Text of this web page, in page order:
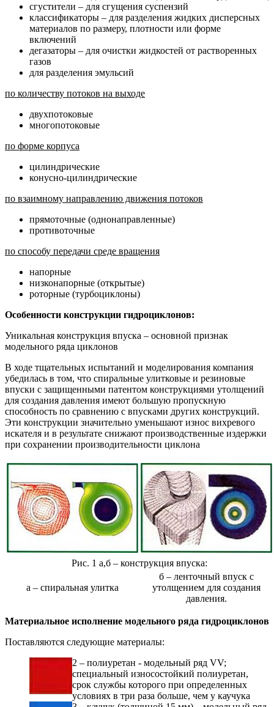
сгустители – для сгущения суспензий
классификаторы – для разделения жидких дисперсных
материалов по размеру, плотности или форме
включений
дегазаторы – для очистки жидкостей от растворенных
газов
для разделения эмульсий
по количеству потоков на выходе
двухпотоковые
многопотоковые
по форме корпуса
цилиндрические
конусно-цилиндрические
по взаимному направлению движения потоков
прямоточные (однонаправленные)
противоточные
по способу передачи среде вращения
напорные
низконапорные (открытые)
роторные (турбоциклоны)
Особенности конструкции гидроциклонов:
Уникальная конструкция впуска – основной признак
модельного ряда циклонов
В ходе тщательных испытаний и моделирования компания
убедилась в том, что спиральные улитковые и резиновые
впуски с защищенными патентом конструкциями утолщений
для создания давления имеют большую пропускную
способность по сравнению с впусками других конструкций.
Эти конструкции значи­тельно уменьшают износ вихревого
искателя и в результате снижают производственные издержки
при сохранении производительности циклона
Рис. 1 а,б – конструкция впуска:
а – спиральная улитка
б – ленточный впуск с
утолщением для создания
давления.
Материальное исполнение модельного ряда гидроциклонов
Поставляются следующие материалы:
2 – полиуретан - модельный ряд VV;
специальный износостойкий полиуретан,
срок службы которого при определенных
условиях в три раза больше, чем у каучука